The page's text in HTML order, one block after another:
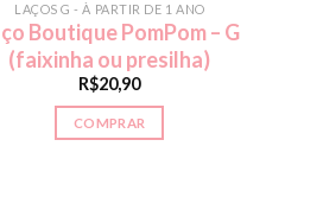
LAÇOS G - À PARTIR DE 1 ANO
Boutique PomPom – G
(faixinha ou presilha)
R$20,90
COMPRAR